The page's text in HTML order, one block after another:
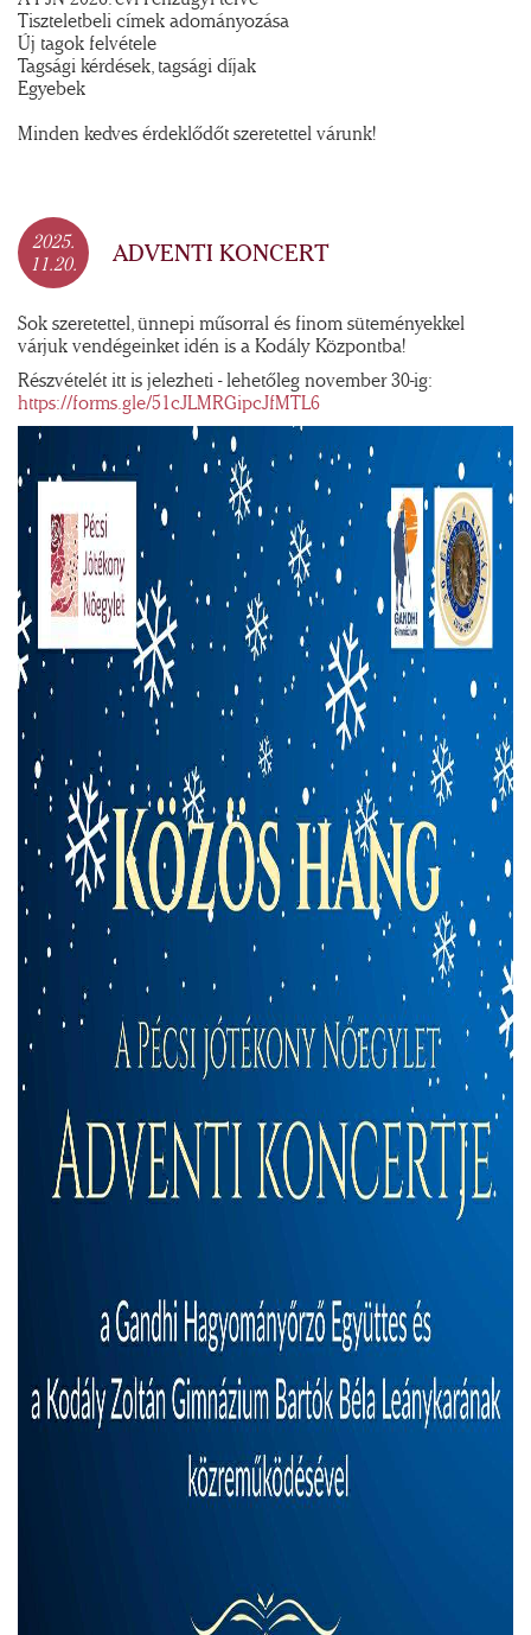
Tiszteletbeli címek adományozása
Új tagok felvétele
Tagsági kérdések, tagsági díjak
Egyebek
Minden kedves érdeklődőt szeretettel várunk!
2025.
11.20.
ADVENTI KONCERT
Sok szeretettel, ünnepi műsorral és finom süteményekkel
várjuk vendégeinket idén is a Kodály Központba!
Részvételét itt is jelezheti - lehetőleg november 30-ig:
https://forms.gle/51cJLMRGipcJfMTL6